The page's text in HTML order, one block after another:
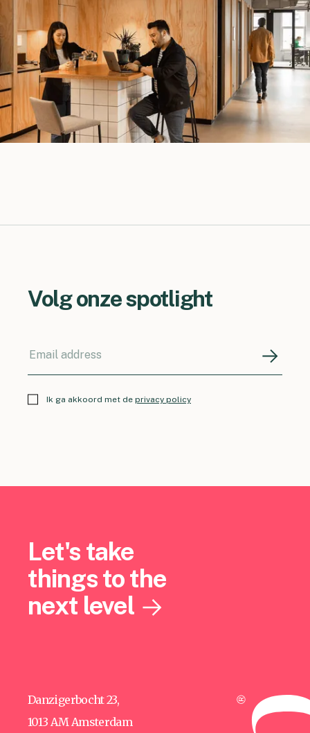
Volg onze spotlight
Ik ga akkoord met de privacy policy
Let's take
things to the
next level
Danzigerbocht 23,
1013 AM Amsterdam